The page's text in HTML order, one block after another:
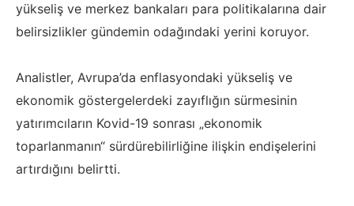
yükseliş ve merkez bankaları para politikalarına dair
belirsizlikler gündemin odağındaki yerini koruyor.
Analistler, Avrupa’da enflasyondaki yükseliş ve
ekonomik göstergelerdeki zayıflığın sürmesinin
yatırımcıların Kovid-19 sonrası „ekonomik
toparlanmanın“ sürdürebilirliğine ilişkin endişelerini
artırdığını belirtti.